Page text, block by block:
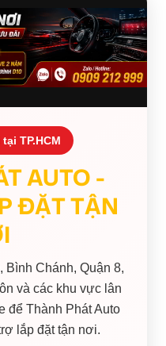
TP.HCM
AUTO -
ĐẶT TẬN
Bình Chánh, Quận 8,
và các khu vực lân
để Thành Phát Auto
lắp đặt tận nơi.